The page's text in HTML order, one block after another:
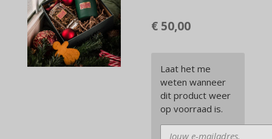
€ 50,00
Laat het me
weten wanneer
dit product weer
op voorraad is.